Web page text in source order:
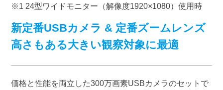
※1 24型ワイドモニター（解像度1920×1080）使用時
新定番USBカメラ & 定番ズームレンズ
高さもある大きい観察対象に最適
価格と性能を両立した300万画素USBカメラのセットで